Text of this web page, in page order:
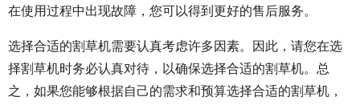
在使用过程中出现故障，您可以得到更好的售后服务。
选择合适的割草机需要认真考虑许多因素。因此，请您在选
择割草机时务必认真对待，以确保选择合适的割草机。总
之，如果您能够根据自己的需求和预算选择合适的割草机，